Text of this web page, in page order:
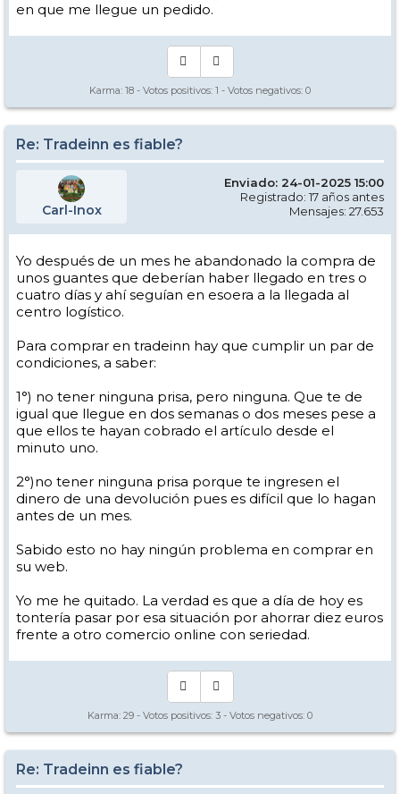
en que me llegue un pedido.
Karma: 18 - Votos positivos: 1 - Votos negativos: 0
Re: Tradeinn es fiable?
Carl-Inox
Enviado: 24-01-2025 15:00
Registrado: 17 años antes
Mensajes: 27.653
Yo después de un mes he abandonado la compra de
unos guantes que deberían haber llegado en tres o
cuatro días y ahí seguían en esoera a la llegada al
centro logístico.
Para comprar en tradeinn hay que cumplir un par de
condiciones, a saber:
1°) no tener ninguna prisa, pero ninguna. Que te de
igual que llegue en dos semanas o dos meses pese a
que ellos te hayan cobrado el artículo desde el
minuto uno.
2°)no tener ninguna prisa porque te ingresen el
dinero de una devolución pues es difícil que lo hagan
antes de un mes.
Sabido esto no hay ningún problema en comprar en
su web.
Yo me he quitado. La verdad es que a día de hoy es
tontería pasar por esa situación por ahorrar diez euros
frente a otro comercio online con seriedad.
Karma: 29 - Votos positivos: 3 - Votos negativos: 0
Re: Tradeinn es fiable?